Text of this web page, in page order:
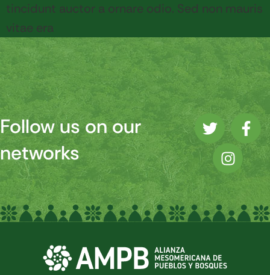
tincidunt auctor a ornare odio. Sed non mauris
vitae era
Follow us on our
networks